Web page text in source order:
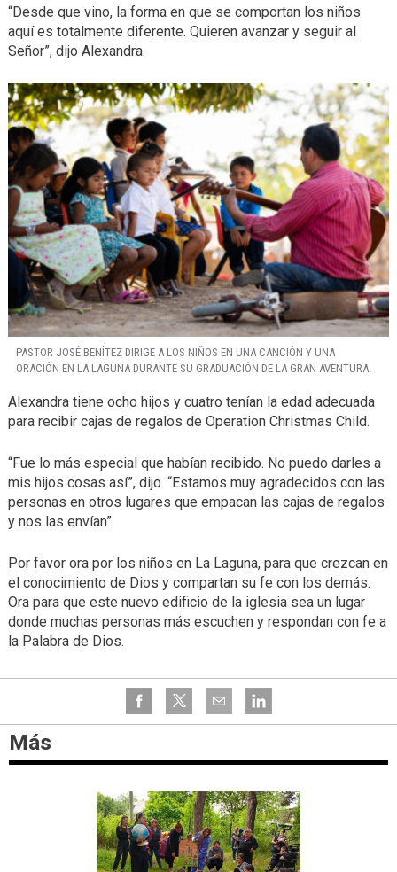
“Desde que vino, la forma en que se comportan los niños
aquí es totalmente diferente. Quieren avanzar y seguir al
Señor”, dijo Alexandra.
PASTOR JOSÉ BENÍTEZ DIRIGE A LOS NIÑOS EN UNA CANCIÓN Y UNA
ORACIÓN EN LA LAGUNA DURANTE SU GRADUACIÓN DE LA GRAN AVENTURA.
Alexandra tiene ocho hijos y cuatro tenían la edad adecuada
para recibir cajas de regalos de Operation Christmas Child.
“Fue lo más especial que habían recibido. No puedo darles a
mis hijos cosas así”, dijo. “Estamos muy agradecidos con las
personas en otros lugares que empacan las cajas de regalos
y nos las envían”.
Por favor ora por los niños en La Laguna, para que crezcan en
el conocimiento de Dios y compartan su fe con los demás.
Ora para que este nuevo edificio de la iglesia sea un lugar
donde muchas personas más escuchen y respondan con fe a
la Palabra de Dios.
Más